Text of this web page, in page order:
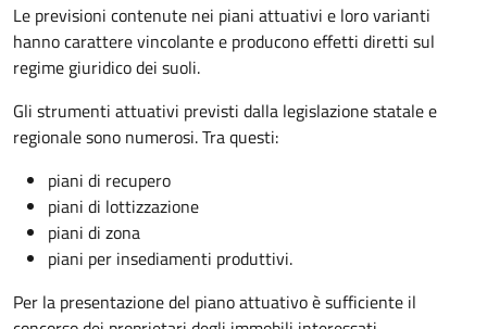
Le previsioni contenute nei piani attuativi e loro varianti
hanno carattere vincolante e producono effetti diretti sul
regime giuridico dei suoli.
Gli strumenti attuativi previsti dalla legislazione statale e
regionale sono numerosi. Tra questi:
piani di recupero
piani di lottizzazione
piani di zona
piani per insediamenti produttivi.
Per la presentazione del piano attuativo è sufficiente il